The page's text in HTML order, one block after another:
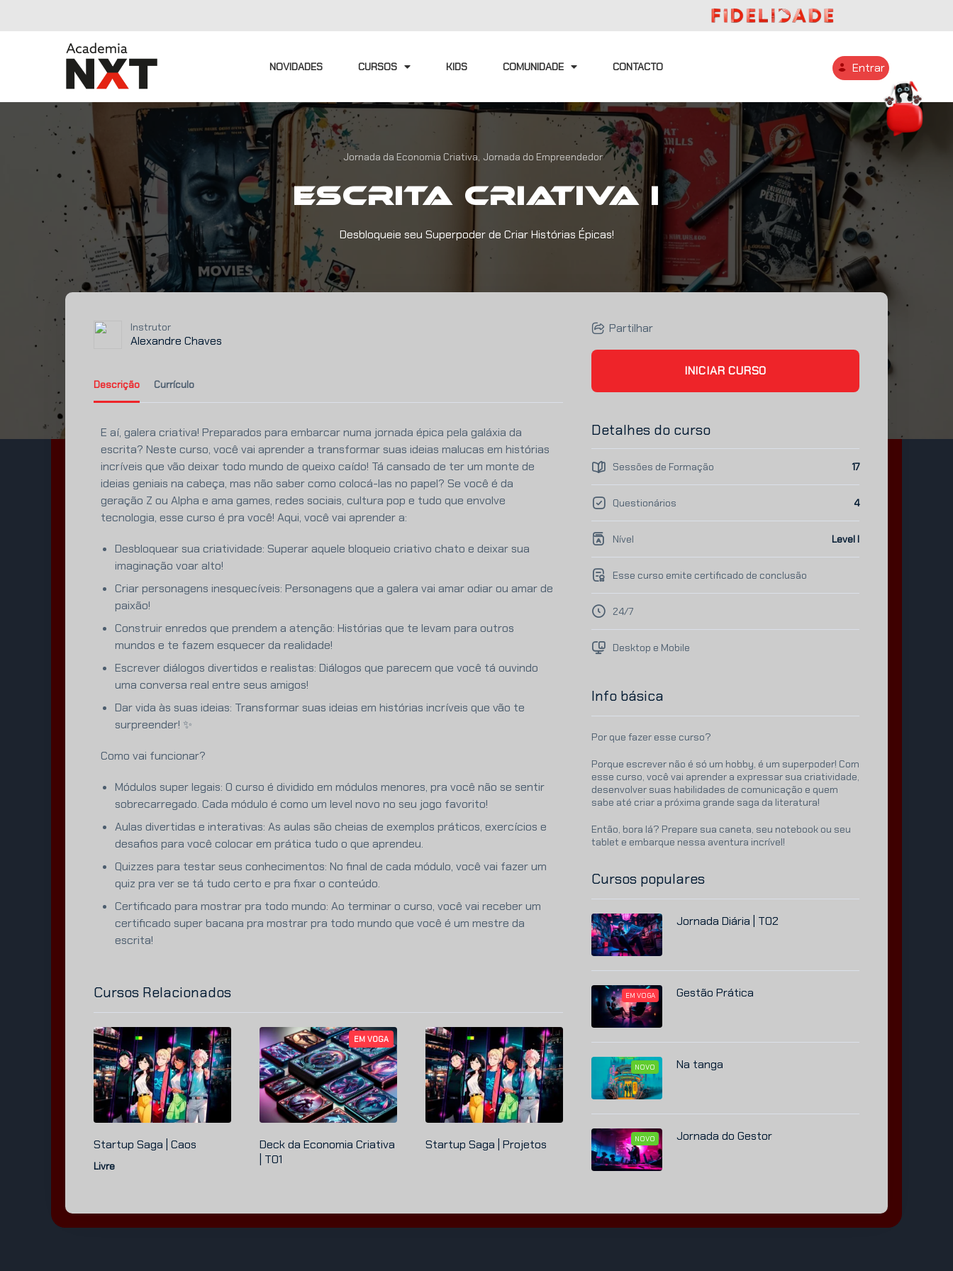
NOVIDADES CURSOS KIDS COMUNIDADE CONTACTO Entrar
Jornada da Economia Criativa, Jornada do Empreendedor
Escrita Criativa I
Desbloqueie seu Superpoder de Criar Histórias Épicas!
Instrutor
Alexandre Chaves
Descrição Currículo
E aí, galera criativa! Preparados para embarcar numa jornada épica pela galáxia da
escrita? Neste curso, você vai aprender a transformar suas ideias malucas em histórias
incríveis que vão deixar todo mundo de queixo caído! Tá cansado de ter um monte de
ideias geniais na cabeça, mas não saber como colocá-las no papel? Se você é da
geração Z ou Alpha e ama games, redes sociais, cultura pop e tudo que envolve
tecnologia, esse curso é pra você! Aqui, você vai aprender a:
Desbloquear sua criatividade: Superar aquele bloqueio criativo chato e deixar sua
imaginação voar alto!
Criar personagens inesquecíveis: Personagens que a galera vai amar odiar ou amar de
paixão!
Construir enredos que prendem a atenção: Histórias que te levam para outros
mundos e te fazem esquecer da realidade!
Escrever diálogos divertidos e realistas: Diálogos que parecem que você tá ouvindo
uma conversa real entre seus amigos!
Dar vida às suas ideias: Transformar suas ideias em histórias incríveis que vão te
surpreender! ✨
Como vai funcionar?
Módulos super legais: O curso é dividido em módulos menores, pra você não se sentir
sobrecarregado. Cada módulo é como um level novo no seu jogo favorito!
Aulas divertidas e interativas: As aulas são cheias de exemplos práticos, exercícios e
desafios para você colocar em prática tudo o que aprendeu.
Quizzes para testar seus conhecimentos: No final de cada módulo, você vai fazer um
quiz pra ver se tá tudo certo e pra fixar o conteúdo.
Certificado para mostrar pra todo mundo: Ao terminar o curso, você vai receber um
certificado super bacana pra mostrar pra todo mundo que você é um mestre da
escrita!
Cursos Relacionados
Startup Saga | Caos
Livre
EM VOGA
Deck da Economia Criativa
| T01
Startup Saga | Projetos
Partilhar
INICIAR CURSO
Detalhes do curso
Sessões de Formação 17
Questionários 4
Nível Level I
Esse curso emite certificado de conclusão
24/7
Desktop e Mobile
Info básica
Por que fazer esse curso?
Porque escrever não é só um hobby, é um superpoder! Com
esse curso, você vai aprender a expressar sua criatividade,
desenvolver suas habilidades de comunicação e quem
sabe até criar a próxima grande saga da literatura!
Então, bora lá? Prepare sua caneta, seu notebook ou seu
tablet e embarque nessa aventura incrível!
Cursos populares
Jornada Diária | T02
EM VOGA Gestão Prática
NOVO Na tanga
NOVO Jornada do Gestor